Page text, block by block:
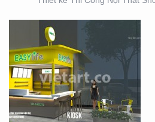
MẪU THIẾT KẾ KIOSK
HOANG GIA